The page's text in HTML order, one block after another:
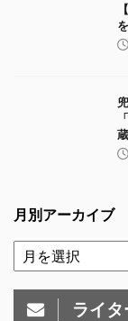
月別アーカイブ
ライ